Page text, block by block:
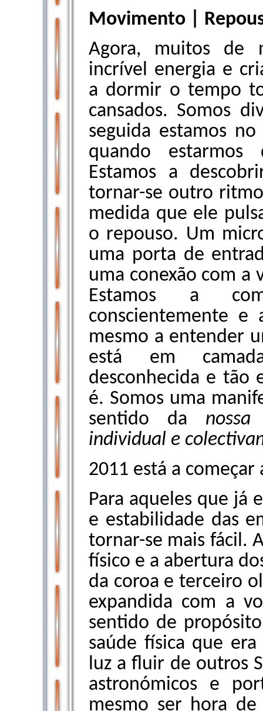
Movimento |
Agora, muitos de
incrível energia e
a dormir o tempo
cansados. Somos
seguida estamos
quando
Estamos a
tornar-se outro
medida que ele
o repouso. Um
uma porta de
uma conexão com a
Estamos a
conscientemente e
mesmo a entender
está em
desconhecida e tão
é. Somos uma
sentido da
individual e
2011 está a começar
Para aqueles que já
e estabilidade das
tornar-se mais fácil.
físico e a abertura
da coroa e terceiro
expandida com a
sentido de
saúde física que
luz a fluir de outros
astronómicos e
mesmo ser hora